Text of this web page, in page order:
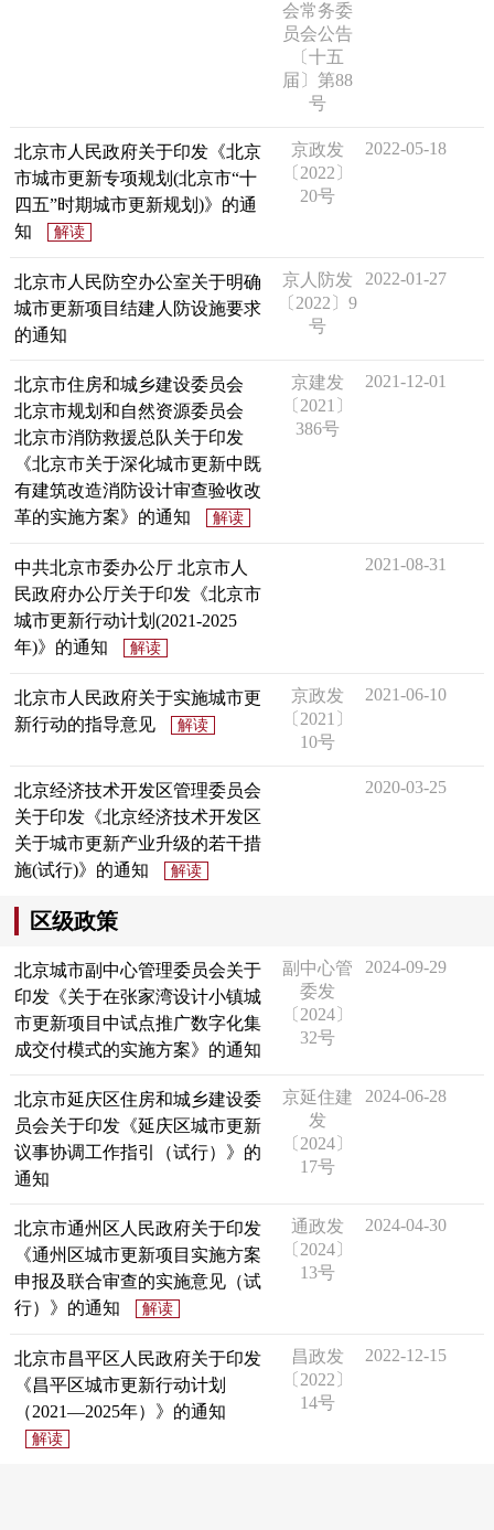
会常务委
员会公告
〔十五
届〕第88
号
北京市人民政府关于印发《北京
市城市更新专项规划(北京市“十
四五”时期城市更新规划)》的通
知
解读
京政发
〔2022〕
20号
2022-05-18
北京市人民防空办公室关于明确
城市更新项目结建人防设施要求
的通知
京人防发
〔2022〕9
号
2022-01-27
北京市住房和城乡建设委员会
北京市规划和自然资源委员会
北京市消防救援总队关于印发
《北京市关于深化城市更新中既
有建筑改造消防设计审查验收改
革的实施方案》的通知
解读
​京建发
〔2021〕
386号
2021-12-01
中共北京市委办公厅 北京市人
民政府办公厅关于印发《北京市
城市更新行动计划(2021-2025
年)》的通知
解读
2021-08-31
北京市人民政府关于实施城市更
新行动的指导意见
解读
京政发
〔2021〕
10号
2021-06-10
北京经济技术开发区管理委员会
关于印发《北京经济技术开发区
关于城市更新产业升级的若干措
施(试行)》的通知
解读
2020-03-25
区级政策
北京城市副中心管理委员会关于
印发《关于在张家湾设计小镇城
市更新项目中试点推广数字化集
成交付模式的实施方案》的通知
副中心管
委发
〔2024〕
32号
2024-09-29
北京市延庆区住房和城乡建设委
员会关于印发《延庆区城市更新
议事协调工作指引（试行）》的
通知
京延住建
发
〔2024〕
17号
2024-06-28
北京市通州区人民政府关于印发
《通州区城市更新项目实施方案
申报及联合审查的实施意见（试
行）》的通知
解读
通政发
〔2024〕
13号
2024-04-30
北京市昌平区人民政府关于印发
《昌平区城市更新行动计划
（2021—2025年）》的通知
解读
昌政发
〔2022〕
14号
2022-12-15